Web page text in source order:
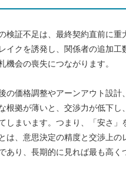
検証不足は、最終契約直前に重
イクを誘発し、関係者の追加工
機会の喪失につながります。
の価格調整やアーンアウト設計
根拠が薄いと、交渉力が低下し
しまいます。つまり、「安さ」
は、意思決定の精度と交渉上の
あり、長期的に見れば最も高く